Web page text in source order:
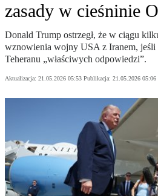
zasady w cieśninie
Donald Trump ostrzegł, że w ciągu
wznowienia wojny USA z Iranem, jeśli
Teheranu „właściwych odpowiedzi”.
Aktualizacja: 21.05.2026 05:53 Publikacja: 21.05.2026 05:06